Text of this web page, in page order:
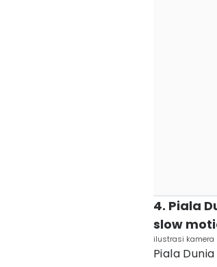
4. Piala
slow
ilustrasi kamera
Piala